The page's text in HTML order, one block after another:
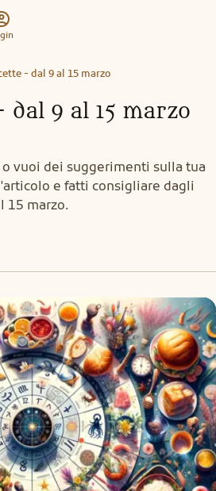
- dal 9 al 15 marzo
dal 9 al 15 marzo
o vuoi dei suggerimenti sulla tua
e fatti consigliare dagli
15 marzo.